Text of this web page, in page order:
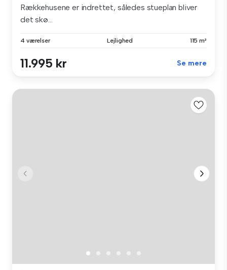
Rækkehusene er indrettet, således stueplan bliver
det skø...
4 værelser Lejlighed 115 m²
11.995 kr Se mere